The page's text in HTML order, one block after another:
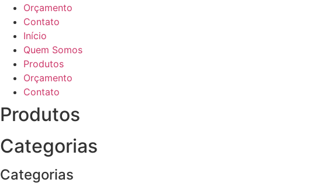
Orçamento
Contato
Início
Quem Somos
Produtos
Orçamento
Contato
Produtos
Categorias
Categorias